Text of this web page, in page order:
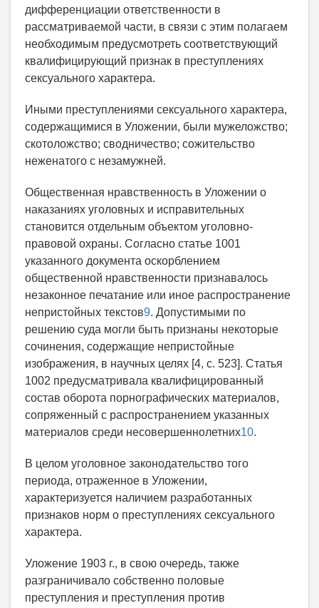
дифференциации ответственности в
рассматриваемой части, в связи с этим полагаем
необходимым предусмотреть соответствующий
квалифицирующий признак в преступлениях
сексуального характера.
Иными преступлениями сексуального характера,
содержащимися в Уложении, были мужеложство;
скотоложство; сводничество; сожительство
неженатого с незамужней.
Общественная нравственность в Уложении о
наказаниях уголовных и исправительных
становится отдельным объектом уголовно-
правовой охраны. Согласно статье 1001
указанного документа оскорблением
общественной нравственности признавалось
незаконное печатание или иное распространение
непристойных текстов9. Допустимыми по
решению суда могли быть признаны некоторые
сочинения, содержащие непристойные
изображения, в научных целях [4, с. 523]. Статья
1002 предусматривала квалифицированный
состав оборота порнографических материалов,
сопряженный с распространением указанных
материалов среди несовершеннолетних10.
В целом уголовное законодательство того
периода, отраженное в Уложении,
характеризуется наличием разработанных
признаков норм о преступлениях сексуального
характера.
Уложение 1903 г., в свою очередь, также
разграничивало собственно половые
преступления и преступления против